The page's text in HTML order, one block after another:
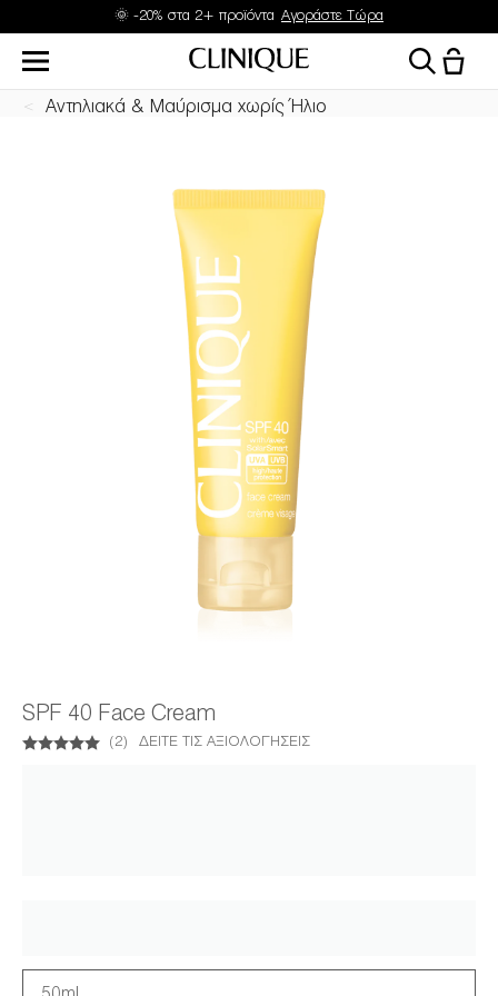
🌞 -20% στα 2+ προϊόντα Αγοράστε Τώρα
Αντηλιακά & Μαύρισμα χωρίς Ήλιο
SPF 40 Face Cream
( 2) ΔΕΊΤΕ ΤΙΣ ΑΞΙΟΛΟΓΉΣΕΙΣ